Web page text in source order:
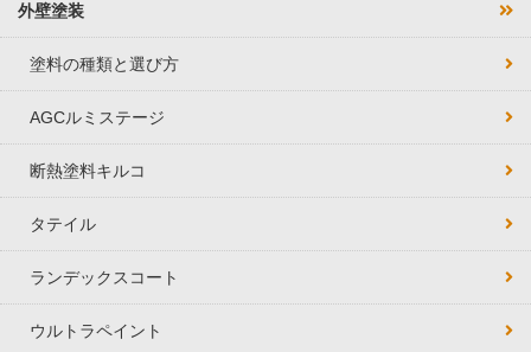
外壁塗装
塗料の種類と選び方
AGCルミステージ
断熱塗料キルコ
タテイル
ランデックスコート
ウルトラペイント